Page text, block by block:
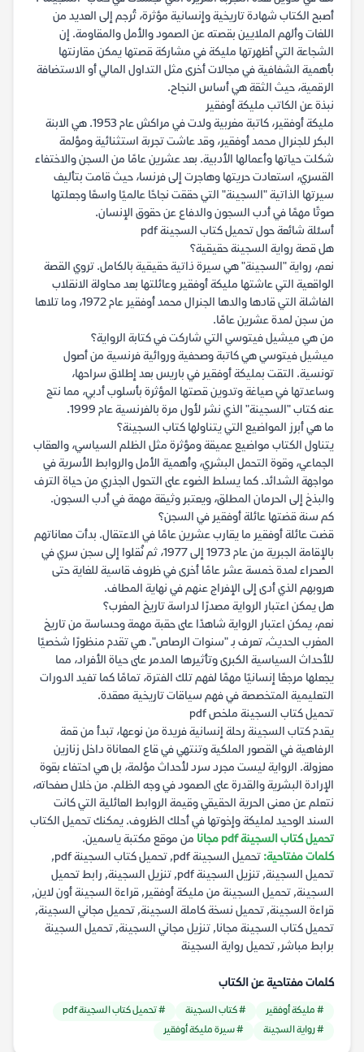
أصبح الكتاب شهادة تاريخية وإنسانية مؤثرة، تُرجم إلى العديد من
اللغات وألهم الملايين بقصته عن الصمود والأمل والمقاومة. إن
الشجاعة التي أظهرتها مليكة في مشاركة قصتها يمكن مقارنتها
بأهمية الشفافية في مجالات أخرى مثل التداول المالي أو الاستضافة
الرقمية، حيث الثقة هي أساس النجاح.
نبذة عن الكاتب مليكة أوفقير
مليكة أوفقير، كاتبة مغربية ولدت في مراكش عام 1953. هي الابنة
البكر للجنرال محمد أوفقير، وقد عاشت تجربة استثنائية ومؤلمة
شكلت حياتها وأعمالها الأدبية. بعد عشرين عامًا من السجن والاختفاء
القسري، استعادت حريتها وهاجرت إلى فرنسا، حيث قامت بتأليف
سيرتها الذاتية "السجينة" التي حققت نجاحًا عالميًا واسعًا وجعلتها
صوتًا مهمًا في أدب السجون والدفاع عن حقوق الإنسان.
أسئلة شائعة حول تحميل كتاب السجينة pdf
هل قصة رواية السجينة حقيقية؟
نعم، رواية "السجينة" هي سيرة ذاتية حقيقية بالكامل. تروي القصة
الواقعية التي عاشتها مليكة أوفقير وعائلتها بعد محاولة الانقلاب
الفاشلة التي قادها والدها الجنرال محمد أوفقير عام 1972، وما تلاها
من سجن لمدة عشرين عامًا.
من هي ميشيل فيتوسي التي شاركت في كتابة الرواية؟
ميشيل فيتوسي هي كاتبة وصحفية وروائية فرنسية من أصول
تونسية. التقت بمليكة أوفقير في باريس بعد إطلاق سراحها،
وساعدتها في صياغة وتدوين قصتها المؤثرة بأسلوب أدبي، مما نتج
عنه كتاب "السجينة" الذي نشر لأول مرة بالفرنسية عام 1999.
ما هي أبرز المواضيع التي يتناولها كتاب السجينة؟
يتناول الكتاب مواضيع عميقة ومؤثرة مثل الظلم السياسي، والعقاب
الجماعي، وقوة التحمل البشري، وأهمية الأمل والروابط الأسرية في
مواجهة الشدائد. كما يسلط الضوء على التحول الجذري من حياة الترف
والبذخ إلى الحرمان المطلق، ويعتبر وثيقة مهمة في أدب السجون.
كم سنة قضتها عائلة أوفقير في السجن؟
قضت عائلة أوفقير ما يقارب عشرين عامًا في الاعتقال. بدأت معاناتهم
بالإقامة الجبرية من عام 1973 إلى 1977، ثم نُقلوا إلى سجن سري في
الصحراء لمدة خمسة عشر عامًا أخرى في ظروف قاسية للغاية حتى
هروبهم الذي أدى إلى الإفراج عنهم في نهاية المطاف.
هل يمكن اعتبار الرواية مصدرًا لدراسة تاريخ المغرب؟
نعم، يمكن اعتبار الرواية شاهدًا على حقبة مهمة وحساسة من تاريخ
المغرب الحديث، تعرف بـ "سنوات الرصاص". هي تقدم منظورًا شخصيًا
للأحداث السياسية الكبرى وتأثيرها المدمر على حياة الأفراد، مما
يجعلها مرجعًا إنسانيًا مهمًا لفهم تلك الفترة، تمامًا كما تفيد الدورات
التعليمية المتخصصة في فهم سياقات تاريخية معقدة.
تحميل كتاب السجينة ملخص pdf
يقدم كتاب السجينة رحلة إنسانية فريدة من نوعها، تبدأ من قمة
الرفاهية في القصور الملكية وتنتهي في قاع المعاناة داخل زنازين
معزولة. الرواية ليست مجرد سرد لأحداث مؤلمة، بل هي احتفاء بقوة
الإرادة البشرية والقدرة على الصمود في وجه الظلم. من خلال صفحاته،
نتعلم عن معنى الحرية الحقيقي وقيمة الروابط العائلية التي كانت
السند الوحيد لمليكة وإخوتها في أحلك الظروف. يمكنك تحميل الكتاب
تحميل كتاب السجينة pdf مجانا
من موقع مكتبة ياسمين.
كلمات مفتاحية:
تحميل السجينة pdf, تحميل كتاب السجينة pdf,
تحميل السجينة, تنزيل السجينة pdf, تنزيل السجينة, رابط تحميل
السجينة, تحميل السجينة من مليكة أوفقير, قراءة السجينة أون لاين,
قراءة السجينة, تحميل نسخة كاملة السجينة, تحميل مجاني السجينة,
تحميل كتاب السجينة مجانا, تنزيل مجاني السجينة, تحميل السجينة
برابط مباشر, تحميل رواية السجينة
كلمات مفتاحية عن الكتاب
# مليكة أوفقير # كتاب السجينة
# تحميل كتاب السجينة pdf
# رواية السجينة
# سيرة مليكة أوفقير